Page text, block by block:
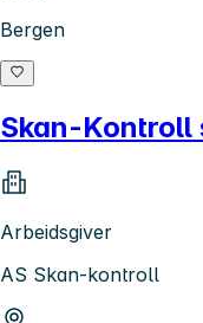
Bergen
Skan-Kontroll
Arbeidsgiver
AS Skan-kontroll